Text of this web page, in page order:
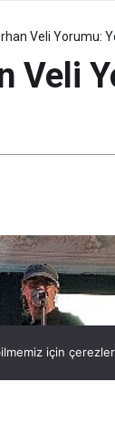
Veli Yorumu:
Veli
için